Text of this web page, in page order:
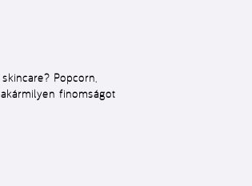
Popcorn,
finomságot